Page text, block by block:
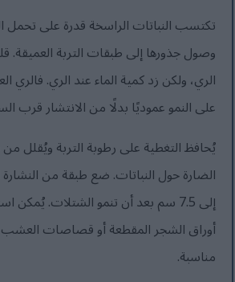
تكتسب النباتات الراسخة قدرة على تحمل
وصول جذورها إلى طبقات التربة
الري، ولكن زد كمية الماء عند الري. فالري
على النمو عموديًا بدلًا من الانتشار قرب
يُحافظ التغطية على رطوبة التربة ويُقلل
إلى 7.5 سم بعد أن تنمو الشتلات.
أوراق الشجر المقطعة أو قصاصات العشب
مناسبة.